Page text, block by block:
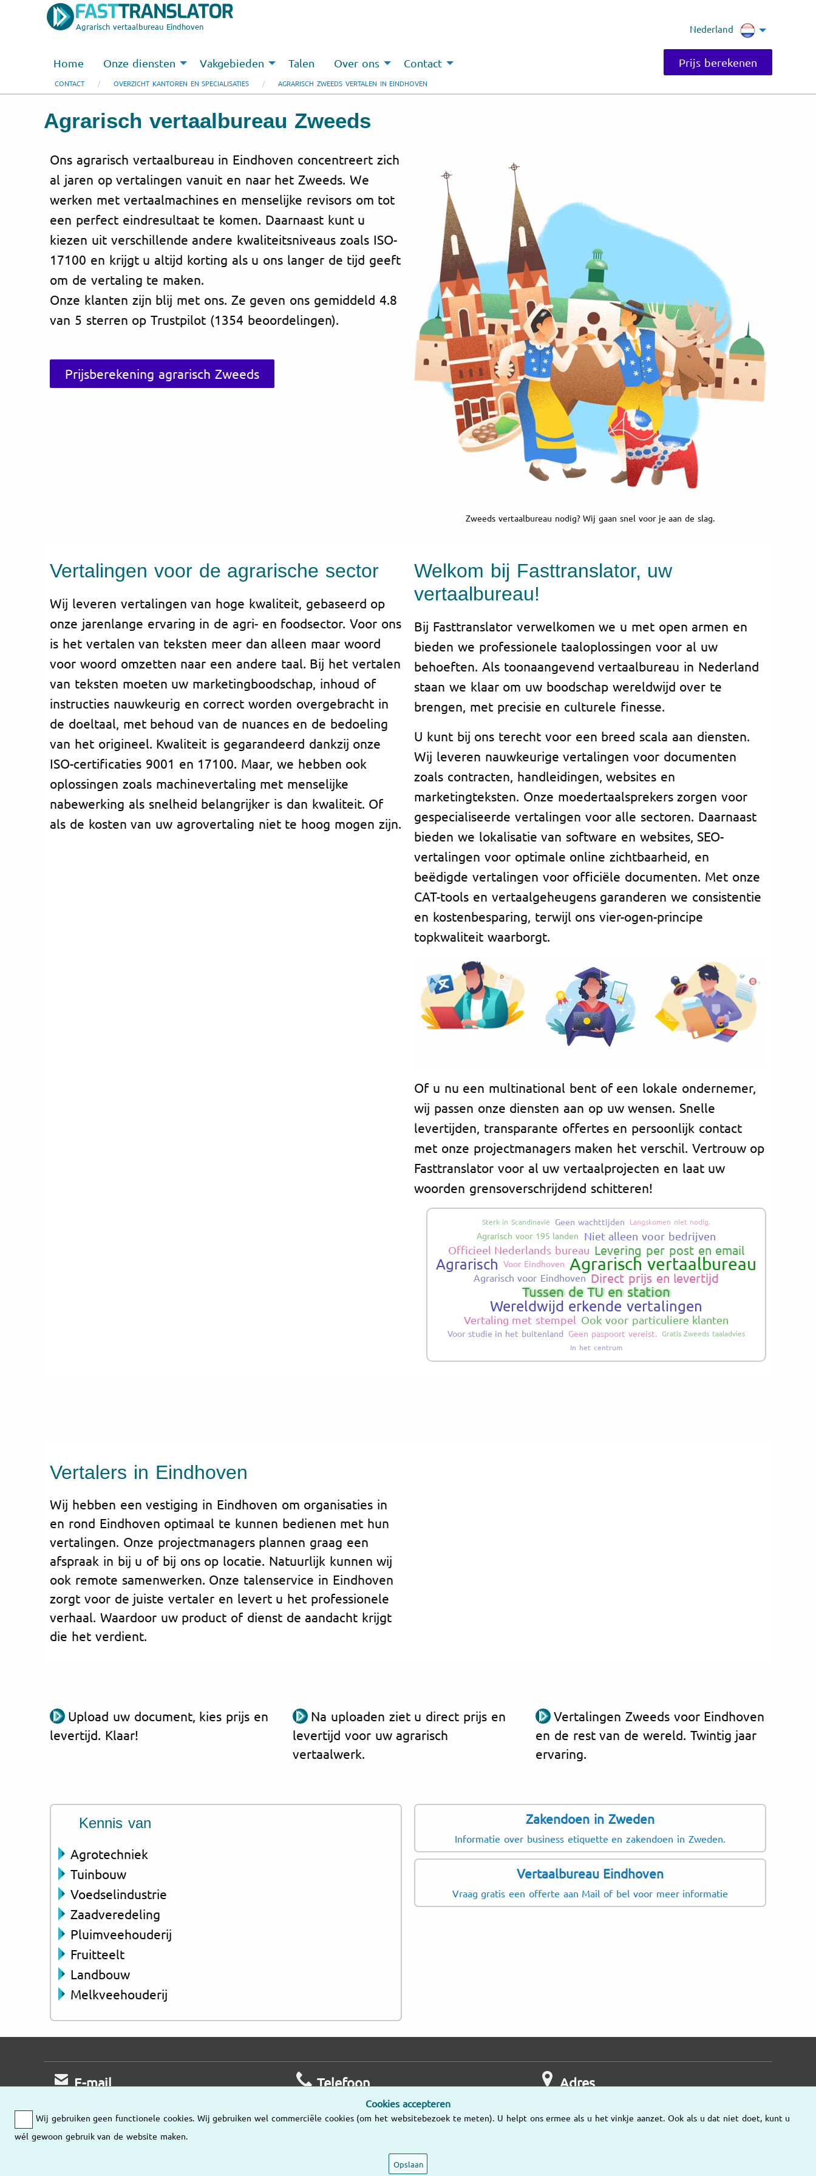
Agrarisch vertaalbureau Eindhoven Nederland
Prijs berekenen
Home Onze diensten Vakgebieden Talen Over ons Contact
CONTACT OVERZICHT KANTOREN EN SPECIALISATIES AGRARISCH ZWEEDS VERTALEN IN EINDHOVEN
Agrarisch vertaalbureau Zweeds
Ons agrarisch vertaalbureau in Eindhoven concentreert zich
al jaren op vertalingen vanuit en naar het Zweeds. We
werken met vertaalmachines en menselijke revisors om tot
een perfect eindresultaat te komen. Daarnaast kunt u
kiezen uit verschillende andere kwaliteitsniveaus zoals ISO-
17100 en krijgt u altijd korting als u ons langer de tijd geeft
om de vertaling te maken.
Onze klanten zijn blij met ons. Ze geven ons gemiddeld 4.8
van 5 sterren op Trustpilot (1354 beoordelingen).
Prijsberekening agrarisch Zweeds
Zweeds vertaalbureau nodig? Wij gaan snel voor je aan de slag.
Vertalingen voor de agrarische sector
Wij leveren vertalingen van hoge kwaliteit, gebaseerd op
onze jarenlange ervaring in de agri- en foodsector. Voor ons
is het vertalen van teksten meer dan alleen maar woord
voor woord omzetten naar een andere taal. Bij het vertalen
van teksten moeten uw marketingboodschap, inhoud of
instructies nauwkeurig en correct worden overgebracht in
de doeltaal, met behoud van de nuances en de bedoeling
van het origineel. Kwaliteit is gegarandeerd dankzij onze
ISO-certificaties 9001 en 17100. Maar, we hebben ook
oplossingen zoals machinevertaling met menselijke
nabewerking als snelheid belangrijker is dan kwaliteit. Of
als de kosten van uw agrovertaling niet te hoog mogen zijn.
Welkom bij Fasttranslator, uw
vertaalbureau!
Bij Fasttranslator verwelkomen we u met open armen en
bieden we professionele taaloplossingen voor al uw
behoeften. Als toonaangevend vertaalbureau in Nederland
staan we klaar om uw boodschap wereldwijd over te
brengen, met precisie en culturele finesse.
U kunt bij ons terecht voor een breed scala aan diensten.
Wij leveren nauwkeurige vertalingen voor documenten
zoals contracten, handleidingen, websites en
marketingteksten. Onze moedertaalsprekers zorgen voor
gespecialiseerde vertalingen voor alle sectoren. Daarnaast
bieden we lokalisatie van software en websites, SEO-
vertalingen voor optimale online zichtbaarheid, en
beëdigde vertalingen voor officiële documenten. Met onze
CAT-tools en vertaalgeheugens garanderen we consistentie
en kostenbesparing, terwijl ons vier-ogen-principe
topkwaliteit waarborgt.
Of u nu een multinational bent of een lokale ondernemer,
wij passen onze diensten aan op uw wensen. Snelle
levertijden, transparante offertes en persoonlijk contact
met onze projectmanagers maken het verschil. Vertrouw op
Fasttranslator voor al uw vertaalprojecten en laat uw
woorden grensoverschrijdend schitteren!
Sterk in Scandinavië Geen wachttijden Langskomen niet nodig.
Agrarisch voor 195 landen
Niet alleen voor bedrijven
Officieel Nederlands bureau Levering per post en email
Agrarisch Voor Eindhoven Agrarisch vertaalbureau
Agrarisch voor Eindhoven Direct prijs en levertijd
Tussen de TU en station
Wereldwijd erkende vertalingen
Vertaling met stempel Ook voor particuliere klanten
Voor studie in het buitenland Geen paspoort vereist. Gratis Zweeds taaladvies
In het centrum
Vertalers in Eindhoven
Wij hebben een vestiging in Eindhoven om organisaties in
en rond Eindhoven optimaal te kunnen bedienen met hun
vertalingen. Onze projectmanagers plannen graag een
afspraak in bij u of bij ons op locatie. Natuurlijk kunnen wij
ook remote samenwerken. Onze talenservice in Eindhoven
zorgt voor de juiste vertaler en levert u het professionele
verhaal. Waardoor uw product of dienst de aandacht krijgt
die het verdient.
Upload uw document, kies prijs en
levertijd. Klaar!
Na uploaden ziet u direct prijs en
levertijd voor uw agrarisch
vertaalwerk.
Vertalingen Zweeds voor Eindhoven
en de rest van de wereld. Twintig jaar
ervaring.
Kennis van
Agrotechniek
Tuinbouw
Voedselindustrie
Zaadveredeling
Pluimveehouderij
Fruitteelt
Landbouw
Melkveehouderij
Zakendoen in Zweden
Informatie over business etiquette en zakendoen in Zweden.
Vertaalbureau Eindhoven
Vraag gratis een offerte aan Mail of bel voor meer informatie
Cookies accepteren
Wij gebruiken geen functionele cookies. Wij gebruiken wel commerciële cookies (om het websitebezoek te meten). U helpt ons ermee als u het vinkje aanzet. Ook als u dat niet doet, kunt u
wél gewoon gebruik van de website maken.
Opslaan
E-mail
Stuur ons een e-mail
Telefoon
9:00 – 18:00
Adres
Onze vestigingen